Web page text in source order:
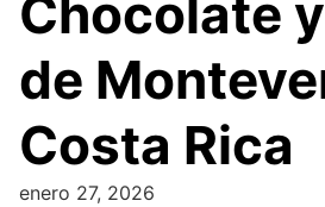
Chocolate
de
Costa Rica
enero 27, 2026